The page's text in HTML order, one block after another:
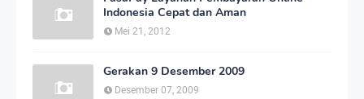
Indonesia Cepat dan Aman
Mei 21, 2012
Gerakan 9 Desember 2009
Desember 07, 2009